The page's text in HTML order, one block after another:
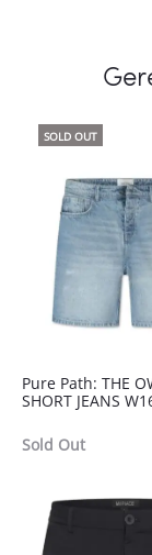
SOLD OUT
Pure Path: THE
SHORT JEANS
Sold Out